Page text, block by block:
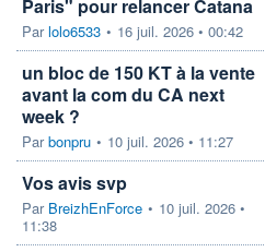
Paris" pour relancer Catana
Parlolo6533 • 16 juil. 2026 • 00:42
un bloc de 150 KT à la vente
avant la com du CA next
week ?
Parbonpru • 10 juil. 2026 • 11:27
Vos avis svp
Par BreizhEnForce • 10 juil. 2026 •
11:38